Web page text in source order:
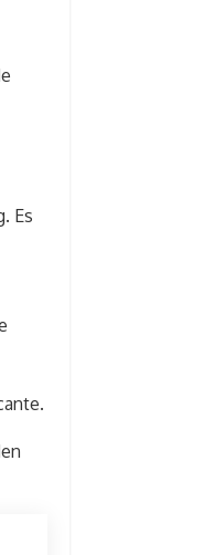
Es